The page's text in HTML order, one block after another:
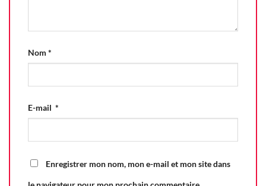
Nom *
E-mail *
Enregistrer mon nom, mon e-mail et mon site dans